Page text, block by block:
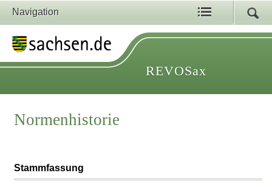
Navigation
REVOSax
Normenhistorie
Stammfassung